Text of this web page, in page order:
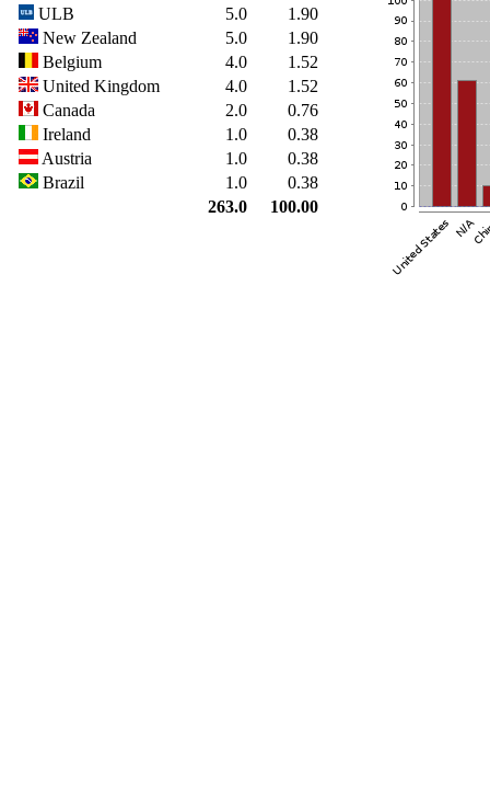
ULB
5.0
1.90
New Zealand
5.0
1.90
Belgium
4.0
1.52
United Kingdom
4.0
1.52
Canada
2.0
0.76
Ireland
1.0
0.38
Austria
1.0
0.38
Brazil
1.0
0.38
263.0
100.00